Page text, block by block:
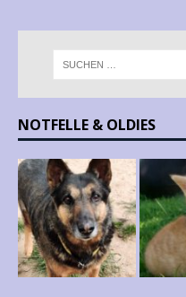
NOTFELLE & OLDIES